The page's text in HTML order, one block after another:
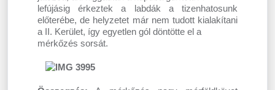
lefújásig érkeztek a labdák a tizenhatosunk
előterébe, de helyzetet már nem tudott kialakítani
a II. Kerület, így egyetlen gól döntötte el a
mérkőzés sorsát.